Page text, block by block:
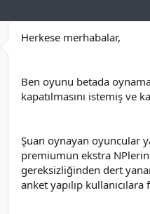
a
n
t
a
h
i
Herkese merhabalar,
Ben oyunu betada
kapatılmasını istemiş ve
Şuan oynayan oyuncular
premiumun ekstra
gereksizliğinden dert
anket yapılıp